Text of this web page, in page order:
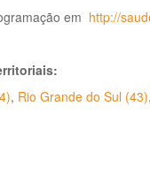
em http://
, Rio Grande do Sul (43),